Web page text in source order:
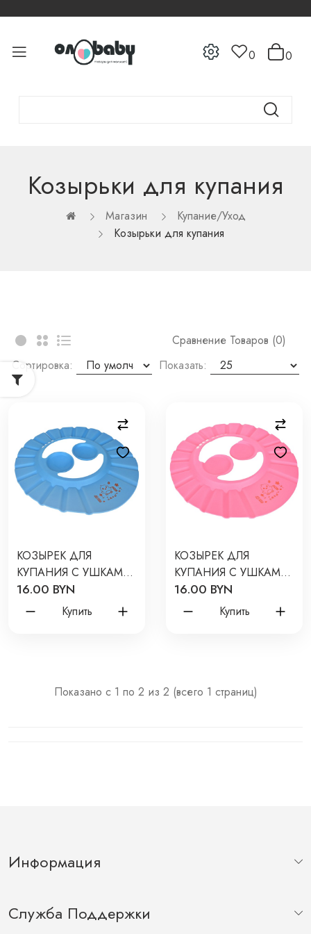
0 0
Козырьки для купания
Магазин
Купание/Уход
Козырьки для купания
Сравнение Товаров (0)
Сортировка:
Показать:
КОЗЫРЕК ДЛЯ
КУПАНИЯ С УШКАМИ
PITUSO ЦВЕТ:
ГОЛУБОЙ KD4198 ГОЛ
16.00 BYN
Купить
КОЗЫРЕК ДЛЯ
КУПАНИЯ С УШКАМИ
PITUSO ЦВЕТ:
РОЗОВЫЙ KD4198
16.00 BYN
Купить
Показано с 1 по 2 из 2 (всего 1 страниц)
Информация
Служба Поддержки